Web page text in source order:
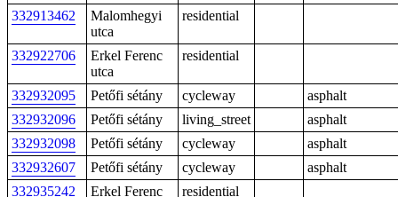
332913462
Malomhegyi
utca
residential
332922706
Erkel Ferenc
utca
residential
332932095 Petőfi sétány cycleway
asphalt
332932096
Petőfi sétány living_street
asphalt
332932098
Petőfi sétány cycleway
asphalt
332932607
Petőfi sétány cycleway
asphalt
332935242
Erkel Ferenc residential